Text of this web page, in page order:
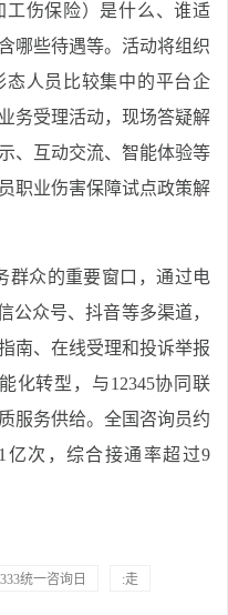
伤保险）是什么、谁适
哪些待遇等。活动将组织
人员比较集中的平台企
务受理活动，现场答疑解
、互动交流、智能体验等
职业伤害保障试点政策解
群众的重要窗口，通过电
公众号、抖音等多渠道，
南、在线受理和投诉举报
化转型，与12345协同联
服务供给。全国咨询员约
亿次，综合接通率超过9
统一咨询日 :走